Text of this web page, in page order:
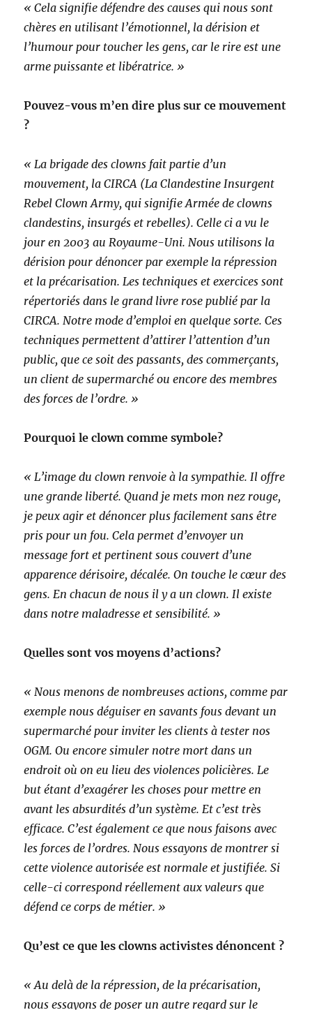
« Cela signifie défendre des causes qui nous sont
chères en utilisant l’émotionnel, la dérision et
l’humour pour toucher les gens, car le rire est une
arme puissante et libératrice. »
Pouvez-vous m’en dire plus sur ce mouvement
?
« La brigade des clowns fait partie d’un
mouvement, la CIRCA (La Clandestine Insurgent
Rebel Clown Army, qui signifie Armée de clowns
clandestins, insurgés et rebelles). Celle ci a vu le
jour en 2003 au Royaume-Uni. Nous utilisons la
dérision pour dénoncer par exemple la répression
et la précarisation. Les techniques et exercices sont
répertoriés dans le grand livre rose publié par la
CIRCA. Notre mode d’emploi en quelque sorte. Ces
techniques permettent d’attirer l’attention d’un
public, que ce soit des passants, des commerçants,
un client de supermarché ou encore des membres
des forces de l’ordre. »
Pourquoi le clown comme symbole?
« L’image du clown renvoie à la sympathie. Il offre
une grande liberté. Quand je mets mon nez rouge,
je peux agir et dénoncer plus facilement sans être
pris pour un fou. Cela permet d’envoyer un
message fort et pertinent sous couvert d’une
apparence dérisoire, décalée. On touche le cœur des
gens. En chacun de nous il y a un clown. Il existe
dans notre maladresse et sensibilité. »
Quelles sont vos moyens d’actions?
« Nous menons de nombreuses actions, comme par
exemple nous déguiser en savants fous devant un
supermarché pour inviter les clients à tester nos
OGM. Ou encore simuler notre mort dans un
endroit où on eu lieu des violences policières. Le
but étant d’exagérer les choses pour mettre en
avant les absurdités d’un système. Et c’est très
efficace.C’est également ce que nous faisons avec
les forces de l’ordres. Nous essayons de montrer si
cette violence autorisée est normale et justifiée. Si
celle-ci correspond réellement aux valeurs que
défend ce corps de métier. »
Qu’est ce que les clowns activistes dénoncent ?
« Au delà de la répression, de la précarisation,
nous essayons de poser un autre regard sur le